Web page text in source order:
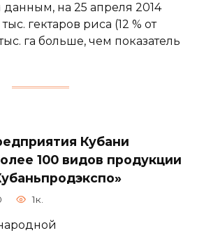
на 25 апреля 2014
гектаров риса (12 % от
га больше, чем показатель
Кубани
100 видов продукции
1к.